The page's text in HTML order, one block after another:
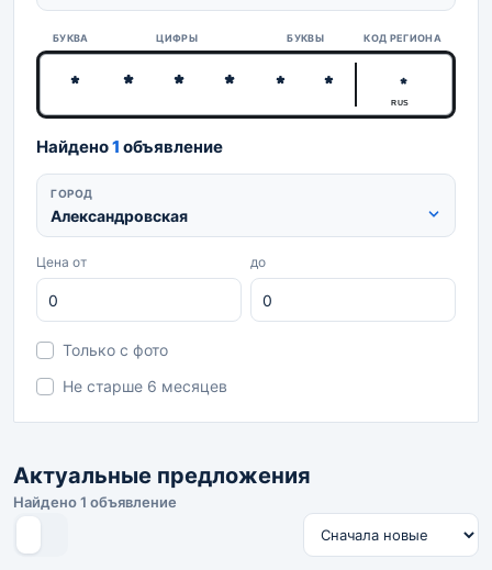
БУКВА ЦИФРЫ БУКВЫ КОД РЕГИОНА
RUS
Найдено1 объявление
ГОРОД
Александровская
Цена от до
Только с фото
Не старше 6 месяцев
Актуальные предложения
Найдено 1 объявление